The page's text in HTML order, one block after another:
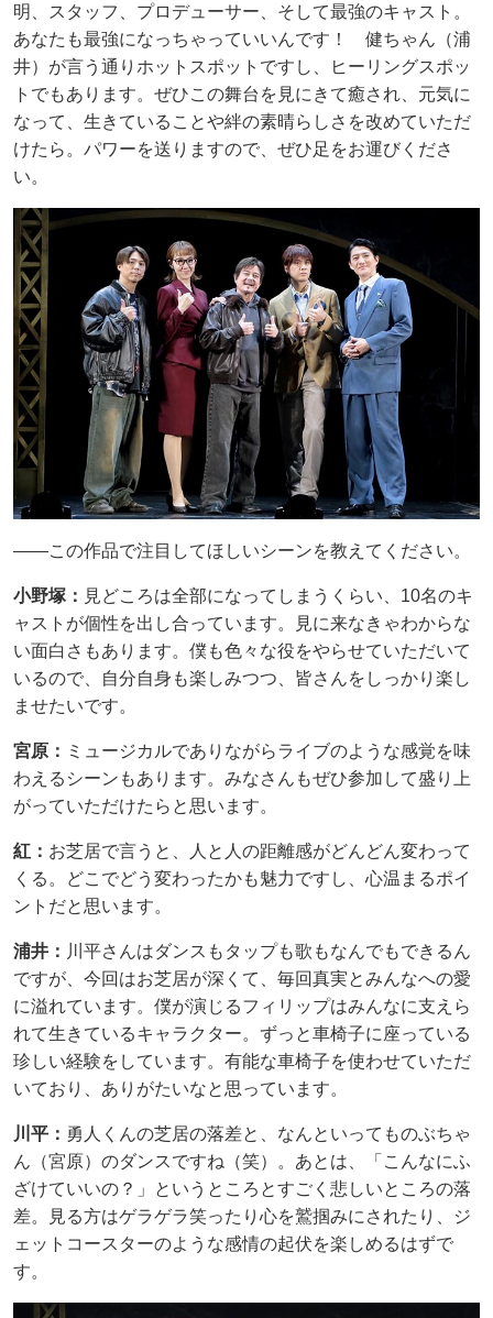
明、スタッフ、プロデューサー、そして最強のキャスト。
あなたも最強になっちゃっていいんです！ 健ちゃん（浦
井）が言う通りホットスポットですし、ヒーリングスポッ
トでもあります。ぜひこの舞台を見にきて癒され、元気に
なって、生きていることや絆の素晴らしさを改めていただ
けたら。パワーを送りますので、ぜひ足をお運びくださ
い。
――この作品で注目してほしいシーンを教えてください。
小野塚： 見どころは全部になってしまうくらい、10名のキ
ャストが個性を出し合っています。見に来なきゃわからな
い面白さもあります。僕も色々な役をやらせていただいて
いるので、自分自身も楽しみつつ、皆さんをしっかり楽し
ませたいです。
宮原： ミュージカルでありながらライブのような感覚を味
わえるシーンもあります。みなさんもぜひ参加して盛り上
がっていただけたらと思います。
紅： お芝居で言うと、人と人の距離感がどんどん変わって
くる。どこでどう変わったかも魅力ですし、心温まるポイ
ントだと思います。
浦井： 川平さんはダンスもタップも歌もなんでもできるん
ですが、今回はお芝居が深くて、毎回真実とみんなへの愛
に溢れています。僕が演じるフィリップはみんなに支えら
れて生きているキャラクター。ずっと車椅子に座っている
珍しい経験をしています。有能な車椅子を使わせていただ
いており、ありがたいなと思っています。
川平： 勇人くんの芝居の落差と、なんといってものぶちゃ
ん（宮原）のダンスですね（笑）。あとは、「こんなにふ
ざけていいの？」というところとすごく悲しいところの落
差。見る方はゲラゲラ笑ったり心を鷲掴みにされたり、ジ
ェットコースターのような感情の起伏を楽しめるはずで
す。